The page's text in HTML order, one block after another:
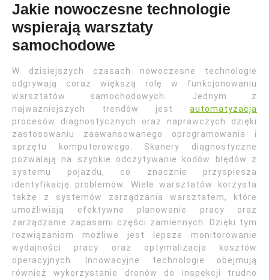
Jakie nowoczesne technologie
wspierają warsztaty
samochodowe
W dzisiejszych czasach nowoczesne technologie
odgrywają coraz większą rolę w funkcjonowaniu
warsztatów samochodowych. Jednym z
najważniejszych trendów jest automatyzacja
procesów diagnostycznych oraz naprawczych dzięki
zastosowaniu zaawansowanego oprogramowania i
sprzętu komputerowego. Skanery diagnostyczne
pozwalają na szybkie odczytywanie kodów błędów z
systemu pojazdu, co znacznie przyspiesza
identyfikację problemów. Wiele warsztatów korzysta
także z systemów zarządzania warsztatem, które
umożliwiają efektywne planowanie pracy oraz
zarządzanie zapasami części zamiennych. Dzięki tym
rozwiązaniom możliwe jest lepsze monitorowanie
wydajności pracy oraz optymalizacja kosztów
operacyjnych. Innowacyjne technologie obejmują
również wykorzystanie dronów do inspekcji trudno